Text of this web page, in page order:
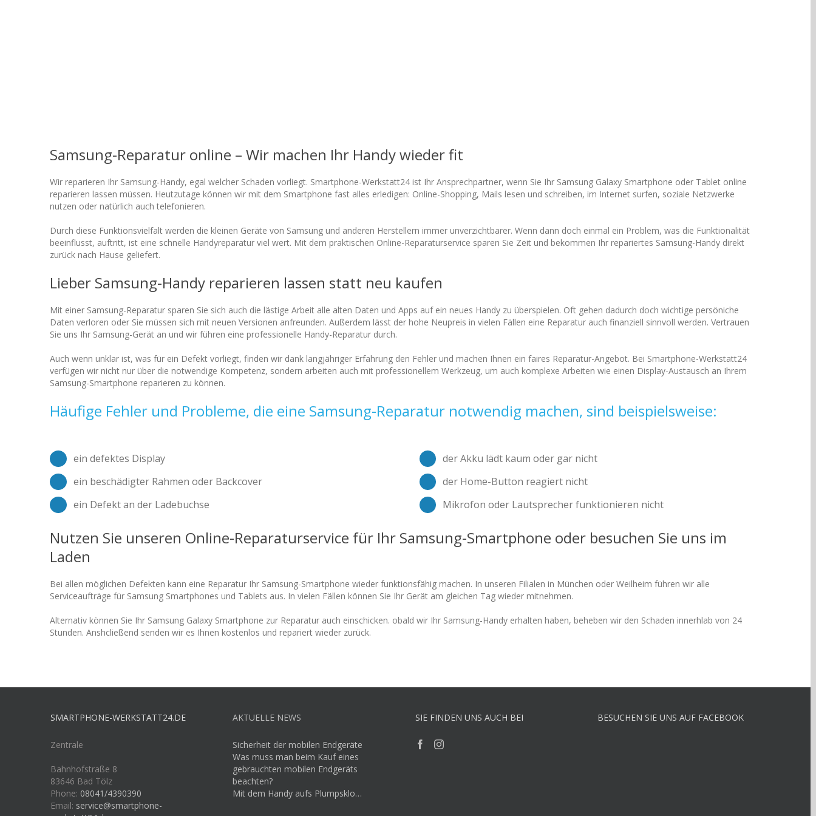
Samsung-Reparatur online – Wir machen Ihr Handy wieder fit
Wir reparieren Ihr Samsung-Handy, egal welcher Schaden vorliegt. Smartphone-Werkstatt24 ist Ihr Ansprechpartner, wenn Sie Ihr Samsung Galaxy Smartphone oder Tablet online
reparieren lassen müssen. Heutzutage können wir mit dem Smartphone fast alles erledigen: Online-Shopping, Mails lesen und schreiben, im Internet surfen, soziale Netzwerke
nutzen oder natürlich auch telefonieren.
Durch diese Funktionsvielfalt werden die kleinen Geräte von Samsung und anderen Herstellern immer unverzichtbarer. Wenn dann doch einmal ein Problem, was die Funktionalität
beeinflusst, auftritt, ist eine schnelle Handyreparatur viel wert. Mit dem praktischen Online-Reparaturservice sparen Sie Zeit und bekommen Ihr repariertes Samsung-Handy direkt
zurück nach Hause geliefert.
Lieber Samsung-Handy reparieren lassen statt neu kaufen
Mit einer Samsung-Reparatur sparen Sie sich auch die lästige Arbeit alle alten Daten und Apps auf ein neues Handy zu überspielen. Oft gehen dadurch doch wichtige persöniche
Daten verloren oder Sie müssen sich mit neuen Versionen anfreunden. Außerdem lässt der hohe Neupreis in vielen Fällen eine Reparatur auch finanziell sinnvoll werden. Vertrauen
Sie uns Ihr Samsung-Gerät an und wir führen eine professionelle Handy-Reparatur durch.
Auch wenn unklar ist, was für ein Defekt vorliegt, finden wir dank langjähriger Erfahrung den Fehler und machen Ihnen ein faires Reparatur-Angebot. Bei Smartphone-Werkstatt24
verfügen wir nicht nur über die notwendige Kompetenz, sondern arbeiten auch mit professionellem Werkzeug, um auch komplexe Arbeiten wie einen Display-Austausch an Ihrem
Samsung-Smartphone reparieren zu können.
Häufige Fehler und Probleme, die eine Samsung-Reparatur notwendig machen, sind beispielsweise:
ein defektes Display
ein beschädigter Rahmen oder Backcover
ein Defekt an der Ladebuchse
der Akku lädt kaum oder gar nicht
der Home-Button reagiert nicht
Mikrofon oder Lautsprecher funktionieren nicht
Nutzen Sie unseren Online-Reparaturservice für Ihr Samsung-Smartphone oder besuchen Sie uns im
Laden
Bei allen möglichen Defekten kann eine Reparatur Ihr Samsung-Smartphone wieder funktionsfähig machen. In unseren Filialen in München oder Weilheim führen wir alle
Serviceaufträge für Samsung Smartphones und Tablets aus. In vielen Fällen können Sie Ihr Gerät am gleichen Tag wieder mitnehmen.
Alternativ können Sie Ihr Samsung Galaxy Smartphone zur Reparatur auch einschicken. obald wir Ihr Samsung-Handy erhalten haben, beheben wir den Schaden innerhlab von 24
Stunden. Anshcließend senden wir es Ihnen kostenlos und repariert wieder zurück.
SMARTPHONE-WERKSTATT24.DE
Zentrale
Bahnhofstraße 8
83646 Bad Tölz
Phone: 08041/4390390
Email: service@smartphone-
AKTUELLE NEWS
Sicherheit der mobilen Endgeräte
Was muss man beim Kauf eines
gebrauchten mobilen Endgeräts
beachten?
Mit dem Handy aufs Plumpsklo…
SIE FINDEN UNS AUCH BEI BESUCHEN SIE UNS AUF FACEBOOK